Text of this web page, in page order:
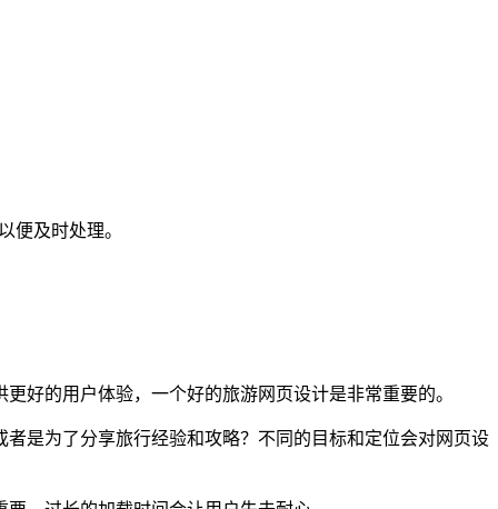
便及时处理。
好的用户体验，一个好的旅游网页设计是非常重要的。
是为了分享旅行经验和攻略？不同的目标和定位会对网页设